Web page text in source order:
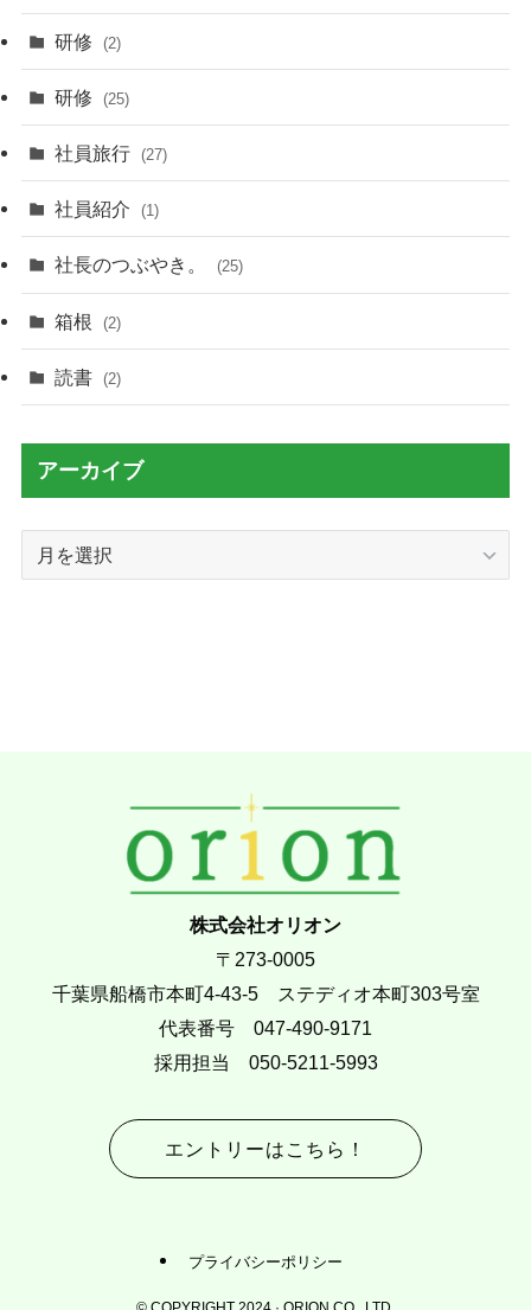
研修 (2)
研修 (25)
社員旅行 (27)
社員紹介 (1)
社長のつぶやき。 (25)
箱根 (2)
読書 (2)
アーカイブ
株式会社オリオン
〒273-0005
千葉県船橋市本町4-43-5 ステディオ本町303号室
代表番号 047-490-9171
採用担当 050-5211-5993
エントリーはこちら！
プライバシーポリシー